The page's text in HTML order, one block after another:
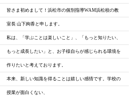
皆さま初めまして！浜松市の個別指導WAM浜松校の教
室長 山下絢香と申します。
私は、「学ぶことは楽しいこと」、「もっと知りたい、
もっと成長したい」と、 お子様自らが感じられる環境を
作りたいと考えております。
本来、新しい知識を得ることは嬉しい感情です。学校の
授業が面白くない、